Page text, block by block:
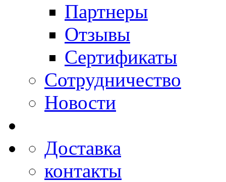
Партнеры
Отзывы
Сертификаты
Сотрудничество
Новости
Доставка
контакты